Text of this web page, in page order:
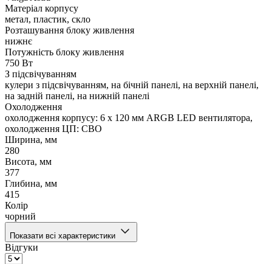
Матеріал корпусу
метал, пластик, скло
Розташування блоку живлення
нижнє
Потужність блоку живлення
750 Вт
З підсвічуванням
кулери з підсвічуванням, на бічній панелі, на верхній панелі,
на задній панелі, на нижній панелі
Охолодження
охолодження корпусу: 6 x 120 мм ARGB LED вентилятора,
охолодження ЦП: СВО
Ширина, мм
280
Висота, мм
377
Глибина, мм
415
Колір
чорний
Показати всі характеристики
Відгуки